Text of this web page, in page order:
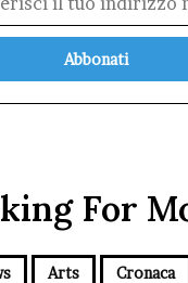
For
Arts Cronaca